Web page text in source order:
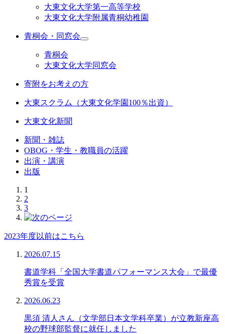
大東文化大学第一高等学校
大東文化大学附属青桐幼稚園
青桐会・同窓会
青桐会
大東文化大学同窓会
寄附をお考えの方
大東スクラム（大東文化学園100％出資）
大東文化新聞
新聞・雑誌
OBOG・学生・教職員の活躍
出演・講演
出版
1
2
3
2023年度以前はこちら
2026.07.15
書道学科「全国大学書道パフォーマンス大会」で最優
秀賞を受賞
2026.06.23
黒須 清人さん（文学部日本文学科卒業）が立教新座高
校の野球部監督に就任しました